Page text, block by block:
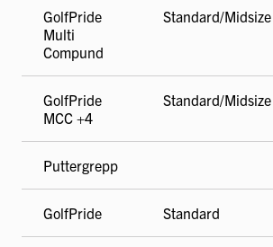
GolfPride
Multi
Compund
Standard/Midsize
GolfPride
MCC +4
Standard/Midsize
Puttergrepp
GolfPride Standard